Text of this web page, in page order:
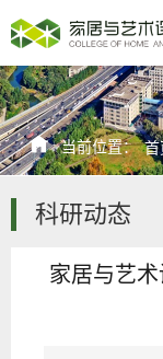
当前位置：首
科研动态
家居与艺